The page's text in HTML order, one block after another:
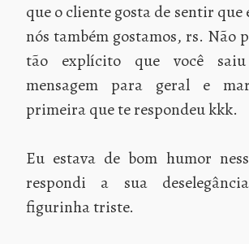
que o cliente gosta de sentir que
nós também gostamos, rs. Não
tão explícito que você saiu
mensagem para geral e
primeira que te respondeu kkk.
Eu estava de bom humor
respondi a sua
figurinha triste.